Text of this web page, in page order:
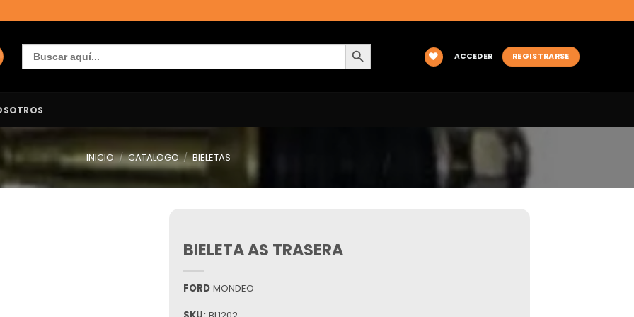
Buscar:
BOTÓN DE BÚSQUEDA
ACCEDER
REGISTRARSE
INICIO / CATALOGO / BIELETAS
BIELETA AS TRASERA
FORD MONDEO